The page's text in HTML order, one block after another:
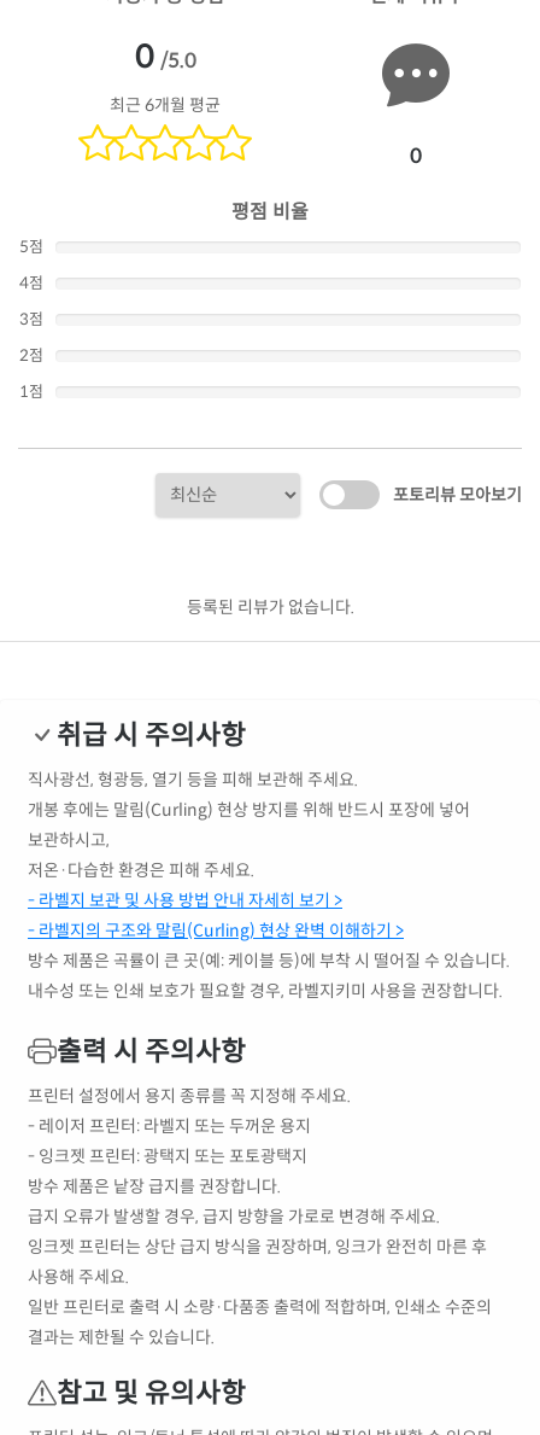
0 /5.0
최근 6개월 평균
0
평점 비율
5점
4점
3점
2점
1점
포토리뷰 모아보기
등록된 리뷰가 없습니다.
취급 시 주의사항
직사광선, 형광등, 열기 등을 피해 보관해 주세요.
개봉 후에는 말림(Curling) 현상 방지를 위해 반드시 포장에 넣어
보관하시고,
저온·다습한 환경은 피해 주세요.
- 라벨지 보관 및 사용 방법 안내 자세히 보기 >
- 라벨지의 구조와 말림(Curling) 현상 완벽 이해하기 >
방수 제품은 곡률이 큰 곳(예: 케이블 등)에 부착 시 떨어질 수 있습니다.
내수성 또는 인쇄 보호가 필요할 경우, 라벨지키미 사용을 권장합니다.
출력 시 주의사항
프린터 설정에서 용지 종류를 꼭 지정해 주세요.
- 레이저 프린터: 라벨지 또는 두꺼운 용지
- 잉크젯 프린터: 광택지 또는 포토광택지
방수 제품은 낱장 급지를 권장합니다.
급지 오류가 발생할 경우, 급지 방향을 가로로 변경해 주세요.
잉크젯 프린터는 상단 급지 방식을 권장하며, 잉크가 완전히 마른 후
사용해 주세요.
일반 프린터로 출력 시 소량·다품종 출력에 적합하며, 인쇄소 수준의
결과는 제한될 수 있습니다.
참고 및 유의사항